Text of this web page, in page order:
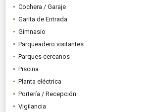
Cochera / Garaje
Garita de Entrada
Gimnasio
Parqueadero visitantes
Parques cercanos
Piscina
Planta eléctrica
Portería / Recepción
Vigilancia